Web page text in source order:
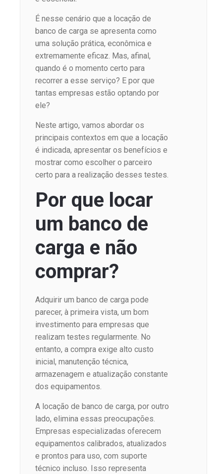
É nesse cenário que a locação de
banco de carga se apresenta como
uma solução prática, econômica e
extremamente eficaz. Mas, afinal,
quando é o momento certo para
recorrer a esse serviço? E por que
tantas empresas estão optando por
ele?
Neste artigo, vamos abordar os
principais contextos em que a locação
é indicada, apresentar os benefícios e
mostrar como escolher o parceiro
certo para a realização desses testes.
Por que locar
um banco de
carga e não
comprar?
Adquirir um banco de carga pode
parecer, à primeira vista, um bom
investimento para empresas que
realizam testes regularmente. No
entanto, a compra exige alto custo
inicial, manutenção técnica,
armazenagem e atualização constante
dos equipamentos.
A locação de banco de carga, por outro
lado, elimina essas preocupações.
Empresas especializadas oferecem
equipamentos calibrados, atualizados
e prontos para uso, com suporte
técnico incluso. Isso representa